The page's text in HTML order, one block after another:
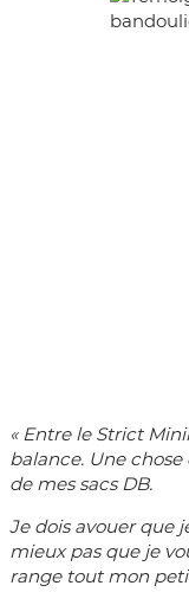
« Entre le Strict
balance. Une
de mes sacs DB.
Je dois avouer que
mieux pas que je
range tout mon